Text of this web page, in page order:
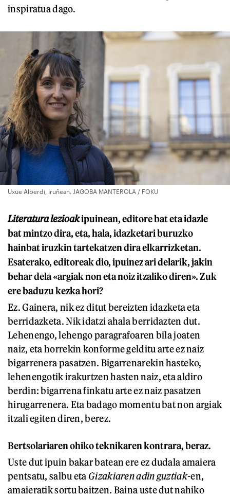
inspiratua dago.
Uxue Alberdi, Iruñean. JAGOBA MANTEROLA / FOKU
Literatura lezioakipuinean, editore bat eta idazle
bat mintzo dira, eta, hala, idazketari buruzko
hainbat iruzkin tartekatzen dira elkarrizketan.
Esaterako, editoreak dio, ipuinez ari delarik, jakin
behar dela «argiak non eta noiz itzaliko diren». Zuk
ere baduzu kezka hori?
Ez. Gainera, nik ez ditut bereizten idazketa eta
berridazketa. Nik idatzi ahala berridazten dut.
Lehenengo, lehengo paragrafoaren bila joaten
naiz, eta horrekin konforme gelditu arte ez naiz
bigarrenera pasatzen. Bigarrenarekin hasteko,
lehenengotik irakurtzen hasten naiz, eta aldiro
berdin: bigarrena finkatu arte ez naiz pasatzen
hirugarrenera. Eta badago momentu bat non argiak
itzali egiten diren, berez.
Bertsolariaren ohiko teknikaren kontrara, beraz.
Uste dut ipuin bakar batean ere ez dudala amaiera
pentsatu, salbu eta Gizakiaren adin guztiak-en,
amaieratik sortu baitzen. Baina uste dut nahiko